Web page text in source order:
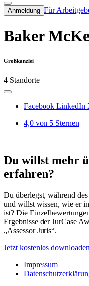
Anmeldung Für
Baker
Großkanzlei
4 Standorte
Facebook LinkedIn
4,0 von 5 Sternen
Du willst mehr
erfahren?
Du überlegst, während
und willst wissen, wie er
ist? Die
Ergebnisse der JurCase
„Assessor Juris“.
Jetzt kostenlos
Impressum